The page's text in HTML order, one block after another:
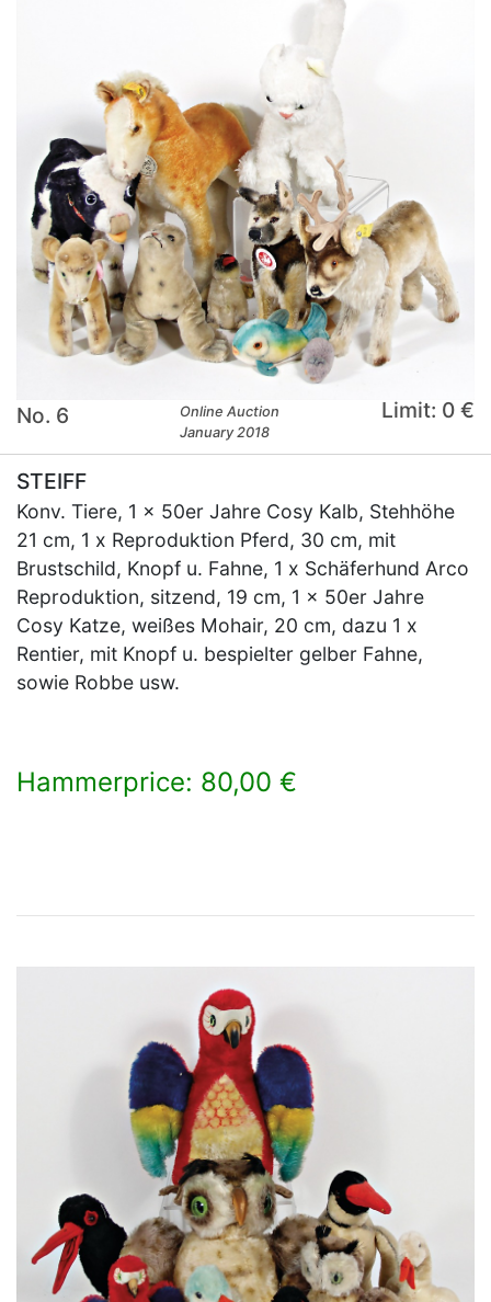
No. 6
Online Auction
January 2018
Limit: 0 €
STEIFF
Konv. Tiere, 1 x 50er Jahre Cosy Kalb, Stehhöhe
21 cm, 1 x Reproduktion Pferd, 30 cm, mit
Brustschild, Knopf u. Fahne, 1 x Schäferhund Arco
Reproduktion, sitzend, 19 cm, 1 x 50er Jahre
Cosy Katze, weißes Mohair, 20 cm, dazu 1 x
Rentier, mit Knopf u. bespielter gelber Fahne,
sowie Robbe usw.
Hammerprice: 80,00 €